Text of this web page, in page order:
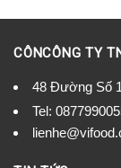
CÔNCÔNG TY
48 Đường Số
Tel: